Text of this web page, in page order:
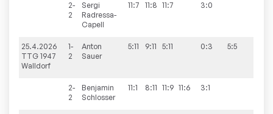
2-
2
Sergi
Radressa-
Capell
11:7 11:8 11:7 3:0
25.4.2026
TTG 1947
Walldorf
1-
2
Anton
Sauer
5:11 9:11 5:11 0:3 5:5
2-
2
Benjamin
Schlosser
11:1 8:11 11:9 11:6 3:1